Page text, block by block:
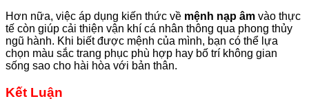
Hơn nữa, việc áp dụng kiến thức về mệnh nạp âm vào thực
tế còn giúp cải thiện vận khí cá nhân thông qua phong thủy
ngũ hành. Khi biết được mệnh của mình, bạn có thể lựa
chọn màu sắc trang phục phù hợp hay bố trí không gian
sống sao cho hài hòa với bản thân.
Kết Luận